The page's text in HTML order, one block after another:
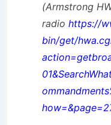
(Armstrong
radio https://
bin/get/